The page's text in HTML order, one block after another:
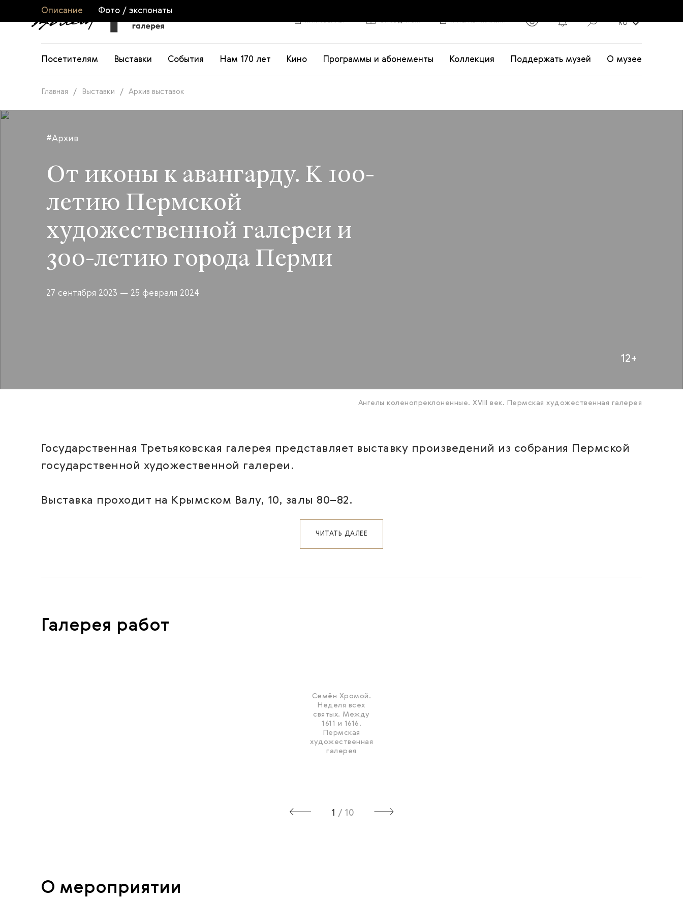
КУПИТЬ БИЛЕТ СТАТЬ ДРУГОМ ИНТЕРНЕТ-МАГАЗИН RUexpand_more
Посетителям Выставки События Нам 170 лет Кино Программы и абонементы Коллекция Поддержать музей О музее
Главная / Выставки / Архив выставок
#Архив
От иконы к авангарду. К 100-
летию Пермской
художественной галереи и
300-летию города Перми
27 сентября 2023 — 25 февраля 2024
12+
Ангелы коленопреклоненные. XVIII век. Пермская художественная галерея
Описание Фото / экспонаты
Государственная Третьяковская галерея представляет выставку произведений из собрания Пермской
государственной художественной галереи.
Выставка проходит на Крымском Валу, 10, залы 80–82.
ЧИТАТЬ ДАЛЕЕ
Галерея работ
Семён Хромой.
Неделя всех
святых. Между
1611 и 1616.
Пермская
художественная
галерея
1 / 10
О мероприятии